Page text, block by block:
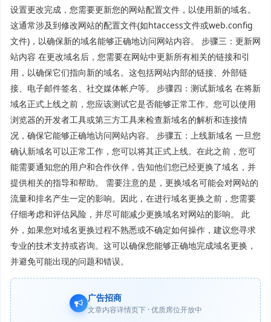
设置更改完成，您需要更新您的网站配置文件，以使用新的域名。
这通常涉及到修改网站的配置文件(如htaccess文件或web.config
文件)，以确保新的域名能够正确地访问网站内容。 步骤三：更新网
站内容 在更改域名后，您需要在网站中更新所有相关的链接和引
用，以确保它们指向新的域名。这包括网站内部的链接、外部链
接、电子邮件签名、社交媒体帐户等。 步骤四：测试新域名 在将新
域名正式上线之前，您应该测试它是否能够正常工作。您可以使用
浏览器的开发者工具或第三方工具来检查新域名的解析和连接情
况，确保它能够正确地访问网站内容。 步骤五：上线新域名 一旦您
确认新域名可以正常工作，您可以将其正式上线。在此之前，您可
能需要通知您的用户和合作伙伴，告知他们您已经更换了域名，并
提供相关的指导和帮助。 需要注意的是，更换域名可能会对网站的
流量和排名产生一定的影响。因此，在进行域名更换之前，您需要
仔细考虑和评估风险，并尽可能减少更换域名对网站的影响。 此
外，如果您对域名更换过程不熟悉或不确定如何操作，建议您寻求
专业的技术支持或咨询。这可以确保您能够正确地完成域名更换，
并避免可能出现的问题和错误。
广告招商
文章内容详情页下 · 优质席位开放中